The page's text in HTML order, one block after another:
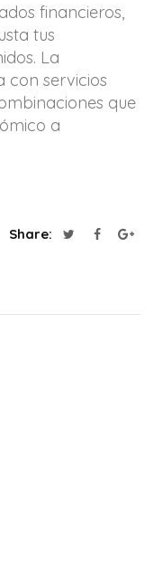
financieros,
tus
La
con servicios
que
a
Share: